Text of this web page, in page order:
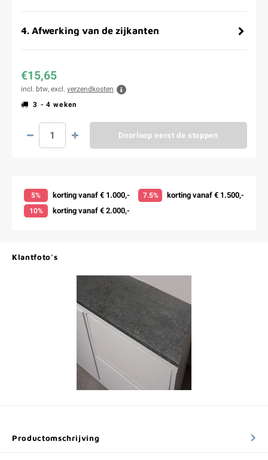
4. Afwerking van de zijkanten
€15,65
incl. btw, excl. verzendkosten
3 - 4 weken
Doorloop eerst de stappen
5% korting vanaf € 1.000,- 7.5% korting vanaf € 1.500,-
10% korting vanaf € 2.000,-
Klantfoto's
Productomschrijving